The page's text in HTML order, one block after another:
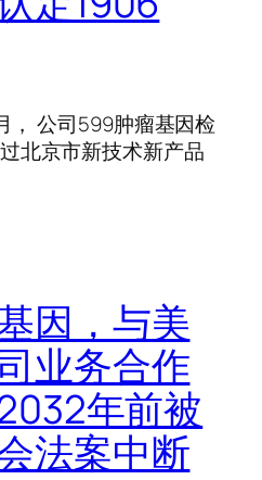
， 公司599肿瘤基因检
北京市新技术新产品
因，与美
业务合作
年前被
法案中断